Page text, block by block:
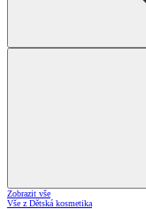
Zobrazit vše
Vše z Dětská kosmetika